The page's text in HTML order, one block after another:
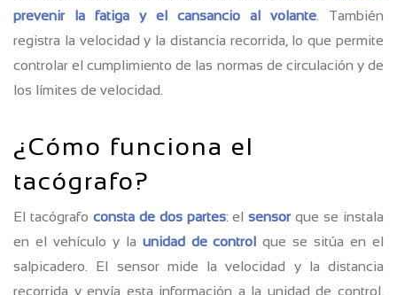
prevenir la fatiga y el cansancio al volante . También
registra la velocidad y la distancia recorrida, lo que permite
controlar el cumplimiento de las normas de circulación y de
los límites de velocidad.
¿Cómo funciona el
tacógrafo?
El tacógrafo consta de dos partes: elsensorque se instala
en el vehículo y la unidad de control que se sitúa en el
salpicadero. El sensor mide la velocidad y la distancia
recorrida y envía esta información a la unidad de control,